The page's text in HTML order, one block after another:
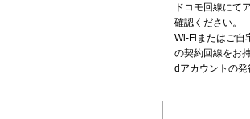
ドコモ回線にて
確認ください。
Wi-Fiまたはご自
の契約回線をお
dアカウントの発